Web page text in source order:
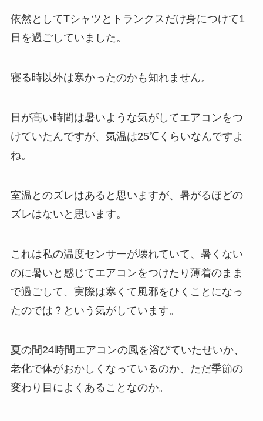
依然としてTシャツとトランクスだけ身につけて1
日を過ごしていました。
寝る時以外は寒かったのかも知れません。
日が高い時間は暑いような気がしてエアコンをつ
けていたんですが、気温は25℃くらいなんですよ
ね。
室温とのズレはあると思いますが、暑がるほどの
ズレはないと思います。
これは私の温度センサーが壊れていて、暑くない
のに暑いと感じてエアコンをつけたり薄着のまま
で過ごして、実際は寒くて風邪をひくことになっ
たのでは？という気がしています。
夏の間24時間エアコンの風を浴びていたせいか、
老化で体がおかしくなっているのか、ただ季節の
変わり目によくあることなのか。